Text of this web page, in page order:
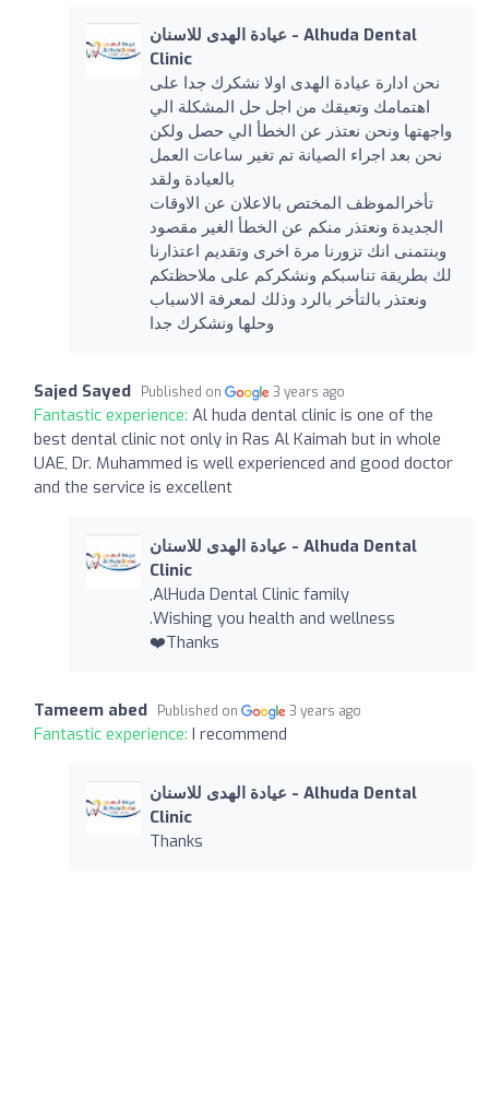
عيادة الهدى للاسنان - Alhuda Dental
Clinic
نحن ادارة عيادة الهدى اولا نشكرك جدا على
اهتمامك وتعيقك من اجل حل المشكلة الي
واجهتها ونحن نعتذر عن الخطأ الي حصل ولكن
نحن بعد اجراء الصيانة تم تغير ساعات العمل
بالعيادة ولقد
تأخرالموظف المختص بالاعلان عن الاوقات
الجديدة ونعتذر منكم عن الخطأ الغير مقصود
وبنتمنى انك تزورنا مرة اخرى وتقديم اعتذارنا
لك بطريقة تناسبكم ونشكركم على ملاحظتكم
ونعتذر بالتأخر بالرد وذلك لمعرفة الاسباب
وحلها ونشكرك جدا
Sajed Sayed Published on 3 years ago
Fantastic experience: Al huda dental clinic is one of the
best dental clinic not only in Ras Al Kaimah but in whole
UAE, Dr. Muhammed is well experienced and good doctor
and the service is excellent
عيادة الهدى للاسنان - Alhuda Dental
Clinic
,AlHuda Dental Clinic family
.Wishing you health and wellness
❤️Thanks
Tameem abed Published on 3 years ago
Fantastic experience: I recommend
عيادة الهدى للاسنان - Alhuda Dental
Clinic
Thanks